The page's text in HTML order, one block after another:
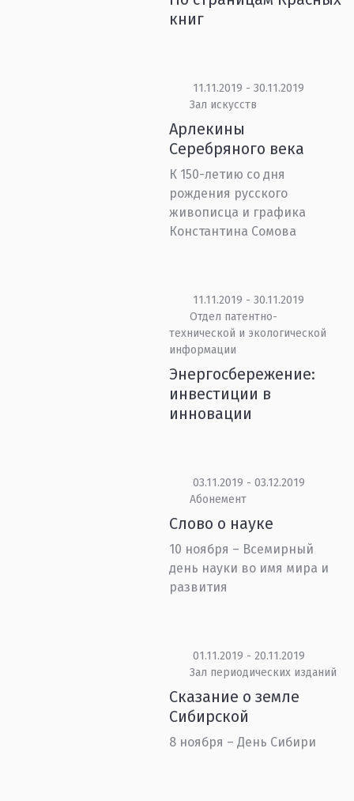
книг
11.11.2019 - 30.11.2019
Зал искусств
Арлекины
Серебряного века
К 150-летию со дня
рождения русского
живописца и графика
Константина Сомова
11.11.2019 - 30.11.2019
Отдел патентно-
технической и экологической
информации
Энергосбережение:
инвестиции в
инновации
03.11.2019 - 03.12.2019
Абонемент
Слово о науке
10 ноября – Всемирный
день науки во имя мира и
развития
01.11.2019 - 20.11.2019
Зал периодических изданий
Сказание о земле
Сибирской
8 ноября – День Сибири